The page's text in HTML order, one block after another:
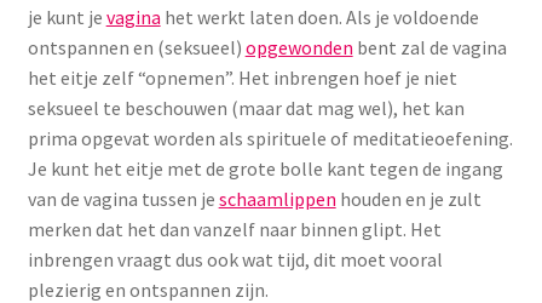
je kunt je vagina het werkt laten doen. Als je voldoende
ontspannen en (seksueel) opgewonden bent zal de vagina
het eitje zelf “opnemen”. Het inbrengen hoef je niet
seksueel te beschouwen (maar dat mag wel), het kan
prima opgevat worden als spirituele of meditatieoefening.
Je kunt het eitje met de grote bolle kant tegen de ingang
van de vagina tussen je schaamlippen houden en je zult
merken dat het dan vanzelf naar binnen glipt. Het
inbrengen vraagt dus ook wat tijd, dit moet vooral
plezierig en ontspannen zijn.